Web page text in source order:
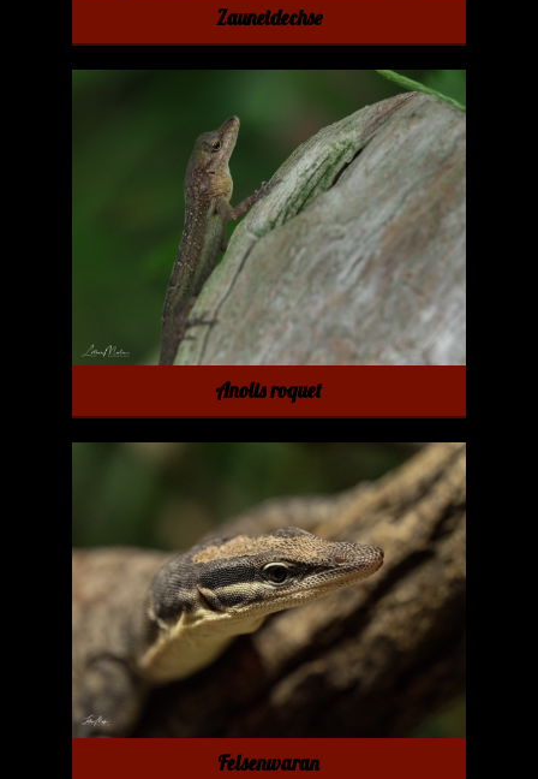
Zauneidechse
Anolis roquet
Felsenwaran